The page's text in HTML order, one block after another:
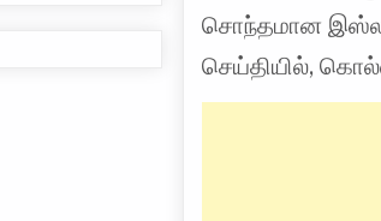
சொந்தமான
செய்தியில்,